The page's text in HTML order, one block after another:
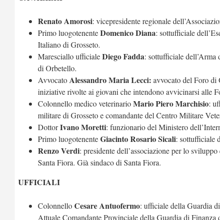
Renato Amorosi: vicepresidente regionale
Primo luogotenenteDomenico Diana: sottufficiale
Italiano di Grosseto.
Maresciallo ufficialeDiego Fadda: sottufficiale dell’Arma
di Orbetello.
AvvocatoAlessandro Maria Lecci: avvocato del Foro di
iniziative rivolte ai giovani che intendono avvicinarsi alle
Colonnello medico veterinarioMario Piero Marchisio:
militare di Grosseto e comandante del Centro Militare
DottorIvano Moretti: funzionario del Ministero
Primo luogotenenteGiacinto Rosario Sicali: sottufficiale
Renzo Verdi: presidente dell’associazione per lo
Santa Fiora. Già sindaco di Santa Fiora.
UFFICIALI
ColonnelloCesare Antuofermo: ufficiale della Guardia
Attuale Comandante Provinciale della Guardia di Finanza